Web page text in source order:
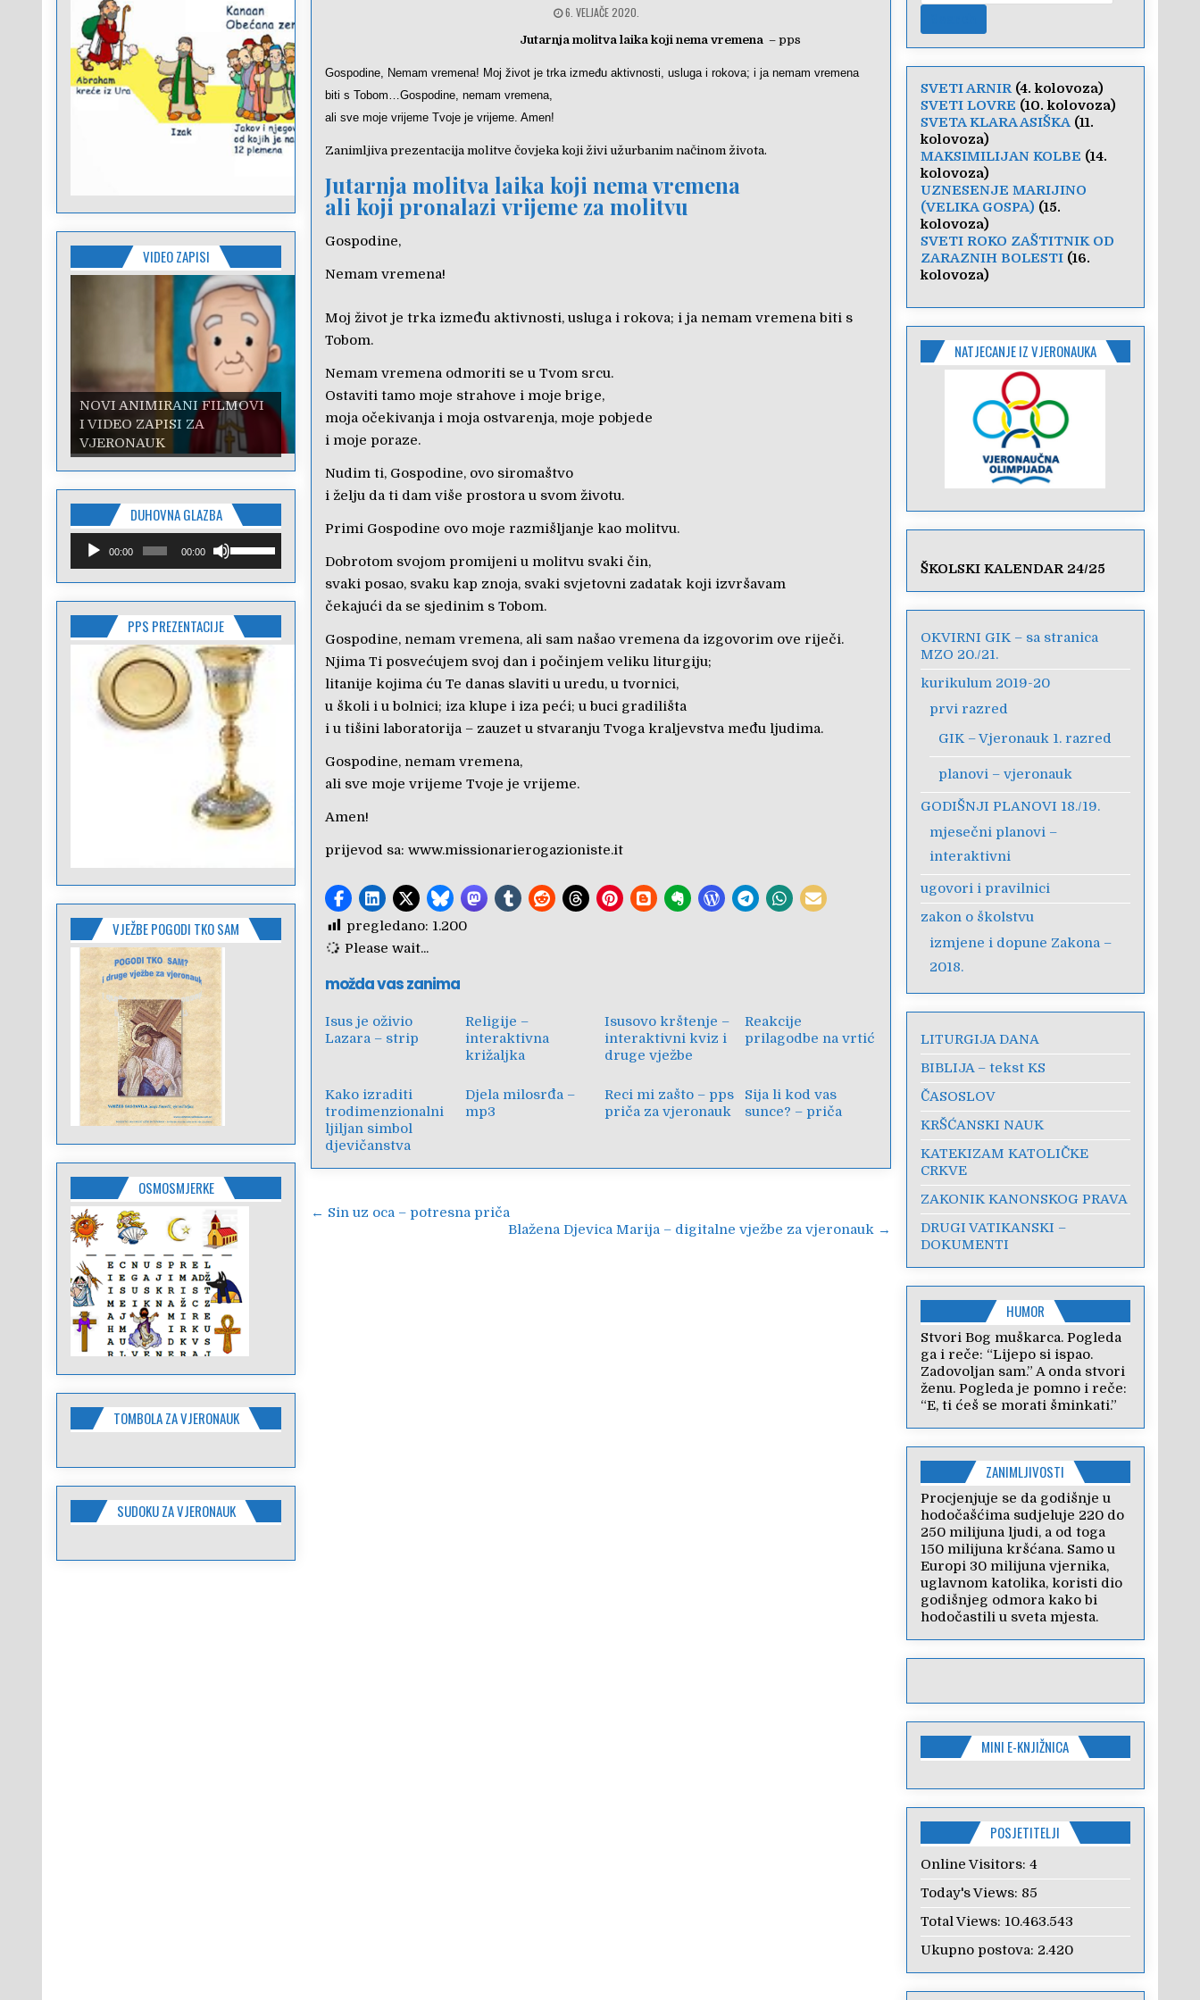
6. VELJAČE 2020.
Jutarnja molitva laika koji nema vremena – pps
Gospodine, Nemam vremena! Moj život je trka između aktivnosti, usluga i rokova; i ja nemam vremena
biti s Tobom…Gospodine, nemam vremena,
ali sve moje vrijeme Tvoje je vrijeme. Amen!
Zanimljiva prezentacija molitve čovjeka koji živi užurbanim načinom života.
Jutarnja molitva laika koji nema vremena
ali koji pronalazi vrijeme za molitvu
Gospodine,
Nemam vremena!
Moj život je trka između aktivnosti, usluga i rokova; i ja nemam vremena biti s
Tobom.
Nemam vremena odmoriti se u Tvom srcu.
Ostaviti tamo moje strahove i moje brige,
moja očekivanja i moja ostvarenja, moje pobjede
i moje poraze.
Nudim ti, Gospodine, ovo siromaštvo
i želju da ti dam više prostora u svom životu.
Primi Gospodine ovo moje razmišljanje kao molitvu.
Dobrotom svojom promijeni u molitvu svaki čin,
svaki posao, svaku kap znoja, svaki svjetovni zadatak koji izvršavam
čekajući da se sjedinim s Tobom.
Gospodine, nemam vremena, ali sam našao vremena da izgovorim ove riječi.
Njima Ti posvećujem svoj dan i počinjem veliku liturgiju;
litanije kojima ću Te danas slaviti u uredu, u tvornici,
u školi i u bolnici; iza klupe i iza peći; u buci gradilišta
i u tišini laboratorija – zauzet u stvaranju Tvoga kraljevstva među ljudima.
Gospodine, nemam vremena,
ali sve moje vrijeme Tvoje je vrijeme.
Amen!
prijevod sa:www.missionarierogazioniste.it
pregledano: 1.200
Please wait...
možda vas zanima
Isus je oživio
Lazara – strip
Religije –
interaktivna
križaljka
Isusovo krštenje –
interaktivni kviz i
druge vježbe
Reakcije
prilagodbe na vrtić
Kako izraditi
trodimenzionalni
ljiljan simbol
djevičanstva
Djela milosrđa –
mp3
Reci mi zašto – pps
priča za vjeronauk
Sija li kod vas
sunce? – priča
Navigacija
← Sin uz oca – potresna priča
Blažena Djevica Marija – digitalne vježbe za vjeronauk →
VIDEO ZAPISI
NOVI ANIMIRANI FILMOVI
I VIDEO ZAPISI ZA
VJERONAUK
DUHOVNA GLAZBA
Reproduktor
audiozapisa
00:00 00:00
tipke
kako
biste
pojačali
ili
smanjili
zvuk.
PPS PREZENTACIJE
VJEŽBE POGODI TKO SAM
OSMOSMJERKE
TOMBOLA ZA VJERONAUK
SUDOKU ZA VJERONAUK
SVETI ARNIR(4. kolovoza)
SVETI LOVRE (10. kolovoza)
SVETA KLARA ASIŠKA(11.
kolovoza)
MAKSIMILIJAN KOLBE (14.
kolovoza)
UZNESENJE MARIJINO
(VELIKA GOSPA) (15.
kolovoza)
SVETI ROKO ZAŠTITNIK OD
ZARAZNIH BOLESTI(16.
kolovoza)
NATJECANJE IZ VJERONAUKA
ŠKOLSKI KALENDAR 24/25
OKVIRNI GIK – sa stranica
MZO 20./21.
kurikulum 2019-20
prvi razred
GIK – Vjeronauk 1. razred
planovi – vjeronauk
GODIŠNJI PLANOVI 18./19.
mjesečni planovi –
interaktivni
ugovori i pravilnici
zakon o školstvu
izmjene i dopune Zakona –
2018.
LITURGIJA DANA
BIBLIJA – tekst KS
ČASOSLOV
KRŠĆANSKI NAUK
KATEKIZAM KATOLIČKE
CRKVE
ZAKONIK KANONSKOG PRAVA
DRUGI VATIKANSKI –
DOKUMENTI
HUMOR
Stvori Bog muškarca. Pogleda
ga i reče: “Lijepo si ispao.
Zadovoljan sam.” A onda stvori
ženu. Pogleda je pomno i reče:
“E, ti ćeš se morati šminkati.”
ZANIMLJIVOSTI
Procjenjuje se da godišnje u
hodočašćima sudjeluje 220 do
250 milijuna ljudi, a od toga
150 milijuna kršćana. Samo u
Europi 30 milijuna vjernika,
uglavnom katolika, koristi dio
godišnjeg odmora kako bi
hodočastili u sveta mjesta.
MINI E-KNJIŽNICA
POSJETITELJI
Online Visitors: 4
Today's Views: 85
Total Views: 10.463.543
Ukupno postova: 2.420